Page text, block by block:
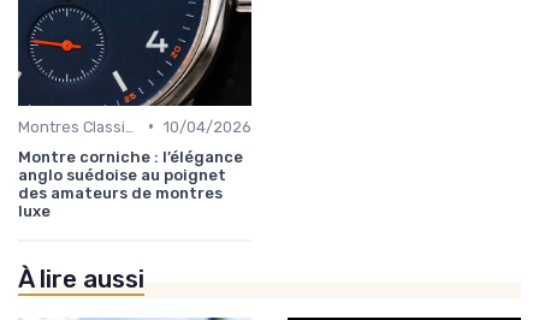
• 10/04/2026
Montre corniche : l’élégance
anglo suédoise au poignet
des amateurs de montres
luxe
À lire aussi